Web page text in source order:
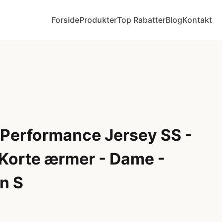
ForsideProdukterTop RabatterBlogKontakt
Jersey SS -
ærmer - Dame -
S